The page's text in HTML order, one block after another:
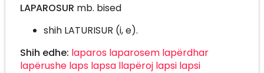
LAPAROSUR mb. bised
shih LATURISUR (i, e).
Shih edhe: laparos laparosem lapërdhar
lapërushe laps lapsa llapëroj lapsi lapsi